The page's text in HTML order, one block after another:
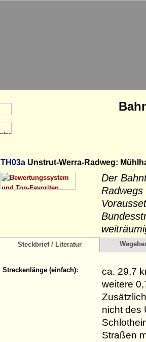
TH03a Unstrut-Werra-Radweg:
Der
Steckbrief / Literatur
Streckenlänge (einfach):
ca. 29,7
weitere
nicht des
Straßen